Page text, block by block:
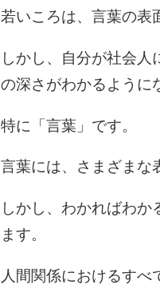
若いころは、言葉の表
しかし、自分が社会
の深さがわかるように
特に「言葉」です。
言葉には、さまざまな
しかし、わかればわか
ます。
人間関係におけるすべ